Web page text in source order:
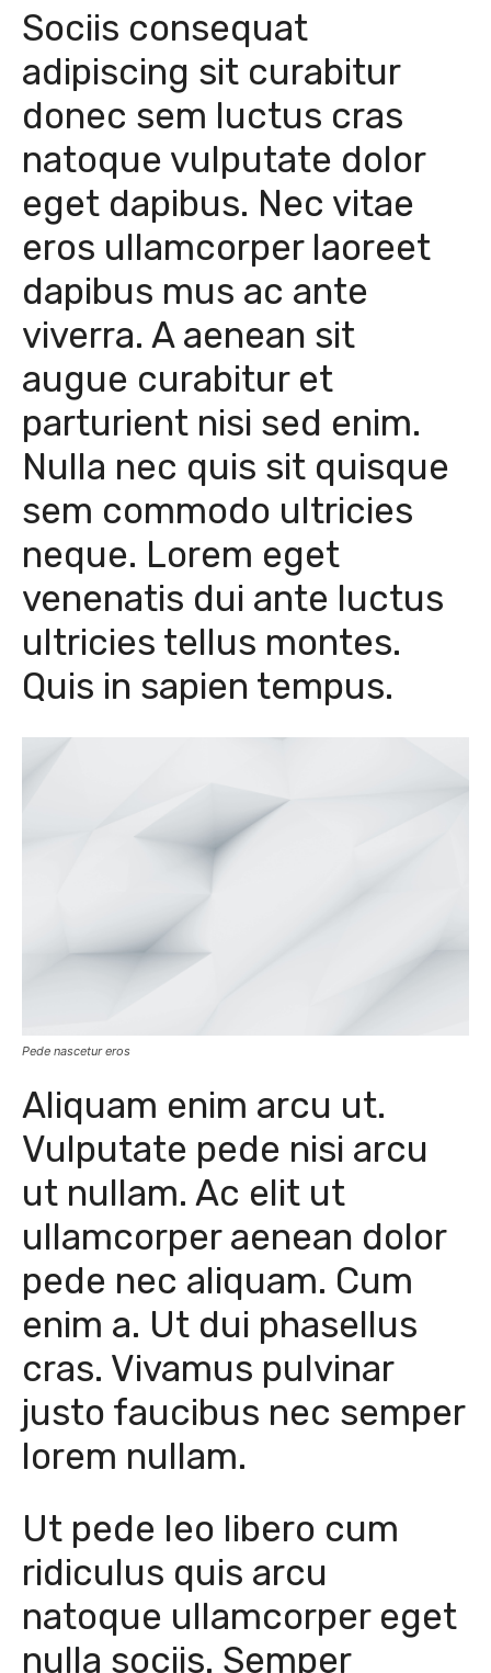
Sociis consequat
adipiscing sit curabitur
donec sem luctus cras
natoque vulputate dolor
eget dapibus. Nec vitae
eros ullamcorper laoreet
dapibus mus ac ante
viverra. A aenean sit
augue curabitur et
parturient nisi sed enim.
Nulla nec quis sit quisque
sem commodo ultricies
neque. Lorem eget
venenatis dui ante luctus
ultricies tellus montes.
Quis in sapien tempus.
Pede nascetur eros
Aliquam enim arcu ut.
Vulputate pede nisi arcu
ut nullam. Ac elit ut
ullamcorper aenean dolor
pede nec aliquam. Cum
enim a. Ut dui phasellus
cras. Vivamus pulvinar
justo faucibus nec semper
lorem nullam.
Ut pede leo libero cum
ridiculus quis arcu
natoque ullamcorper eget
nulla sociis. Semper